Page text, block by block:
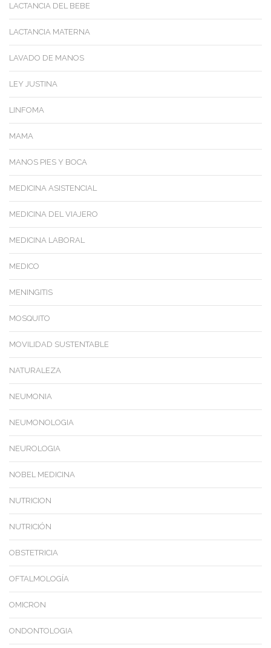
LACTANCIA DEL BEBE
LACTANCIA MATERNA
LAVADO DE MANOS
LEY JUSTINA
LINFOMA
MAMA
MANOS PIES Y BOCA
MEDICINA ASISTENCIAL
MEDICINA DEL VIAJERO
MEDICINA LABORAL
MEDICO
MENINGITIS
MOSQUITO
MOVILIDAD SUSTENTABLE
NATURALEZA
NEUMONIA
NEUMONOLOGIA
NEUROLOGIA
NOBEL MEDICINA
NUTRICION
NUTRICIÓN
OBSTETRICIA
OFTALMOLOGÍA
OMICRON
ONDONTOLOGIA